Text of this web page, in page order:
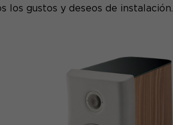
los gustos y deseos de instalación.